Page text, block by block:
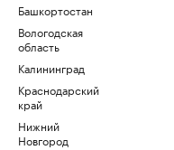
Башкортостан
Вологодская
область
Калининград
Краснодарский
край
Нижний
Новгород